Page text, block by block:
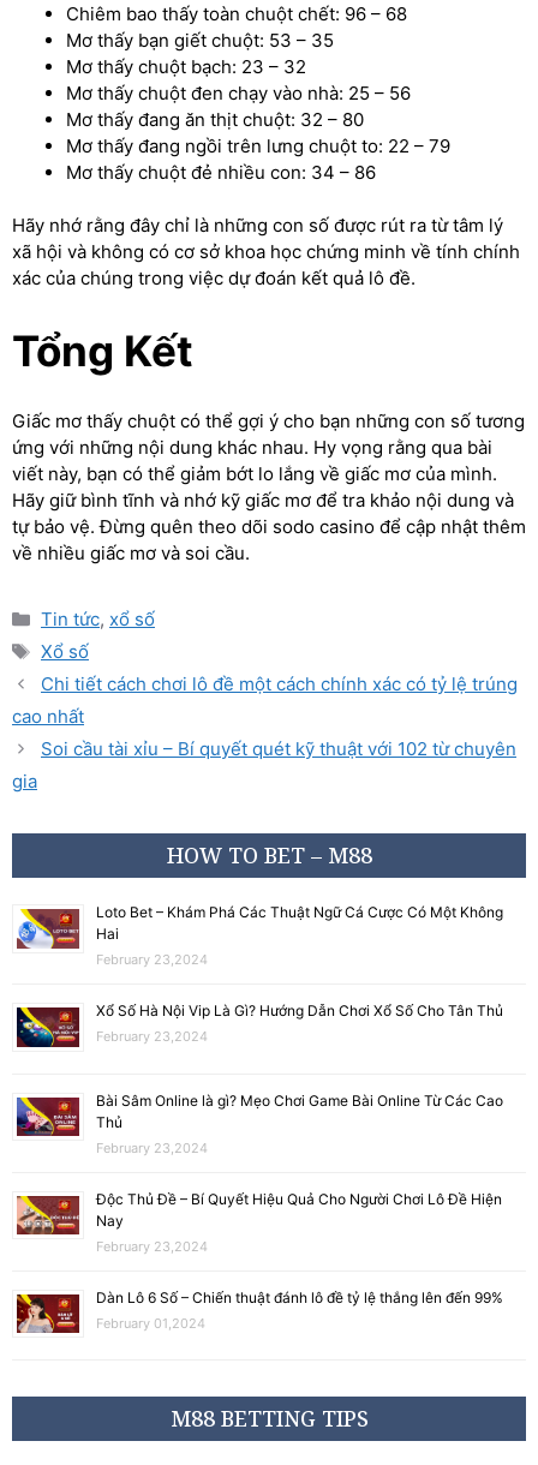
Chiêm bao thấy toàn chuột chết: 96 – 68
Mơ thấy bạn giết chuột: 53 – 35
Mơ thấy chuột bạch: 23 – 32
Mơ thấy chuột đen chạy vào nhà: 25 – 56
Mơ thấy đang ăn thịt chuột: 32 – 80
Mơ thấy đang ngồi trên lưng chuột to: 22 – 79
Mơ thấy chuột đẻ nhiều con: 34 – 86
Hãy nhớ rằng đây chỉ là những con số được rút ra từ tâm lý
xã hội và không có cơ sở khoa học chứng minh về tính chính
xác của chúng trong việc dự đoán kết quả lô đề.
Tổng Kết
Giấc mơ thấy chuột có thể gợi ý cho bạn những con số tương
ứng với những nội dung khác nhau. Hy vọng rằng qua bài
viết này, bạn có thể giảm bớt lo lắng về giấc mơ của mình.
Hãy giữ bình tĩnh và nhớ kỹ giấc mơ để tra khảo nội dung và
tự bảo vệ. Đừng quên theo dõi sodo casino để cập nhật thêm
về nhiều giấc mơ và soi cầu.
Tin tức, xổ số
Xổ số
Chi tiết cách chơi lô đề một cách chính xác có tỷ lệ trúng
cao nhất
Soi cầu tài xỉu – Bí quyết quét kỹ thuật với 102 từ chuyên
gia
HOW TO BET – M88
Loto Bet – Khám Phá Các Thuật Ngữ Cá Cược Có Một Không
Hai
February 23,2024
Xổ Số Hà Nội Vip Là Gì? Hướng Dẫn Chơi Xổ Số Cho Tân Thủ
February 23,2024
Bài Sâm Online là gì? Mẹo Chơi Game Bài Online Từ Các Cao
Thủ
February 23,2024
Độc Thủ Đề – Bí Quyết Hiệu Quả Cho Người Chơi Lô Đề Hiện
Nay
February 23,2024
Dàn Lô 6 Số – Chiến thuật đánh lô đề tỷ lệ thắng lên đến 99%
February 01,2024
M88 BETTING TIPS